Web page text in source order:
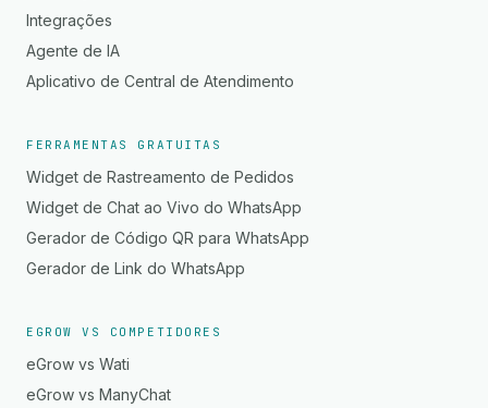
Integrações
Agente de IA
Aplicativo de Central de Atendimento
FERRAMENTAS GRATUITAS
Widget de Rastreamento de Pedidos
Widget de Chat ao Vivo do WhatsApp
Gerador de Código QR para WhatsApp
Gerador de Link do WhatsApp
EGROW VS COMPETIDORES
eGrow vs Wati
eGrow vs ManyChat